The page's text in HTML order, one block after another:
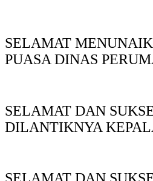
SELAMAT
PUASA DINAS
SELAMAT DAN
DILANTIKNYA